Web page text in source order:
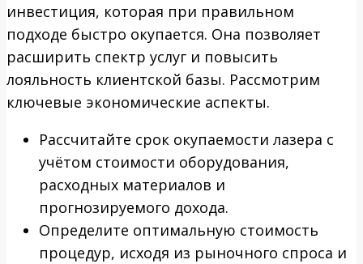
инвестиция, которая при правильном
подходе быстро окупается. Она позволяет
расширить спектр услуг и повысить
лояльность клиентской базы. Рассмотрим
ключевые экономические аспекты.
Рассчитайте срок окупаемости лазера с
учётом стоимости оборудования,
расходных материалов и
прогнозируемого дохода.
Определите оптимальную стоимость
процедур, исходя из рыночного спроса и